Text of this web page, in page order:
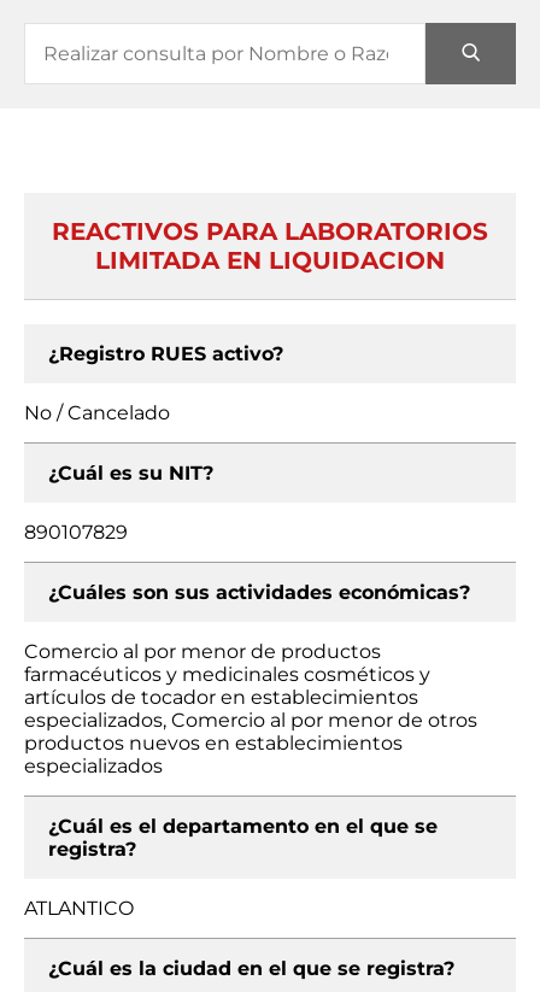
REACTIVOS PARA LABORATORIOS
LIMITADA EN LIQUIDACION
¿Registro RUES activo?
No / Cancelado
¿Cuál es su NIT?
890107829
¿Cuáles son sus actividades económicas?
Comercio al por menor de productos
farmacéuticos y medicinales cosméticos y
artículos de tocador en establecimientos
especializados, Comercio al por menor de otros
productos nuevos en establecimientos
especializados
¿Cuál es el departamento en el que se
registra?
ATLANTICO
¿Cuál es la ciudad en el que se registra?